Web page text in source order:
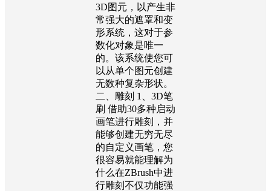
3D图元，以产生非
常强大的遮罩和变
形系统，这对于参
数化对象是唯一
的。该系统使您可
以从单个图元创建
无数种复杂形状。
二、雕刻 1、3D笔
刷 借助30多种启动
画笔进行雕刻，并
能够创建无穷无尽
的自定义画笔，您
很容易就能理解为
什么在ZBrush中进
行雕刻不仅功能强